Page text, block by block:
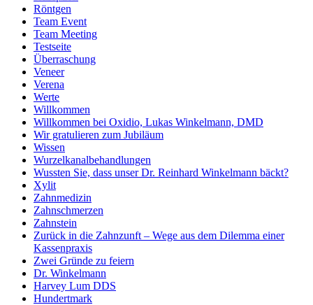
Röntgen
Team Event
Team Meeting
Testseite
Überraschung
Veneer
Verena
Werte
Willkommen
Willkommen bei Oxidio, Lukas Winkelmann, DMD
Wir gratulieren zum Jubiläum
Wissen
Wurzelkanalbehandlungen
Wussten Sie, dass unser Dr. Reinhard Winkelmann bäckt?
Xylit
Zahnmedizin
Zahnschmerzen
Zahnstein
Zurück in die Zahnzunft – Wege aus dem Dilemma einer
Kassenpraxis
Zwei Gründe zu feiern
Dr. Winkelmann
Harvey Lum DDS
Hundertmark